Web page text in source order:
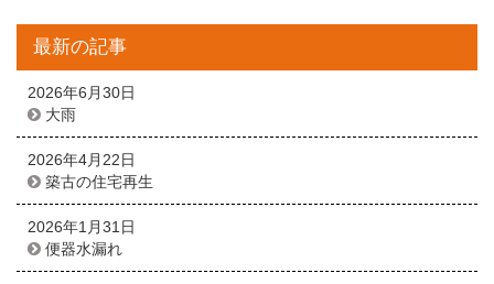
最新の記事
2026年6月30日
大雨
2026年4月22日
築古の住宅再生
2026年1月31日
便器水漏れ